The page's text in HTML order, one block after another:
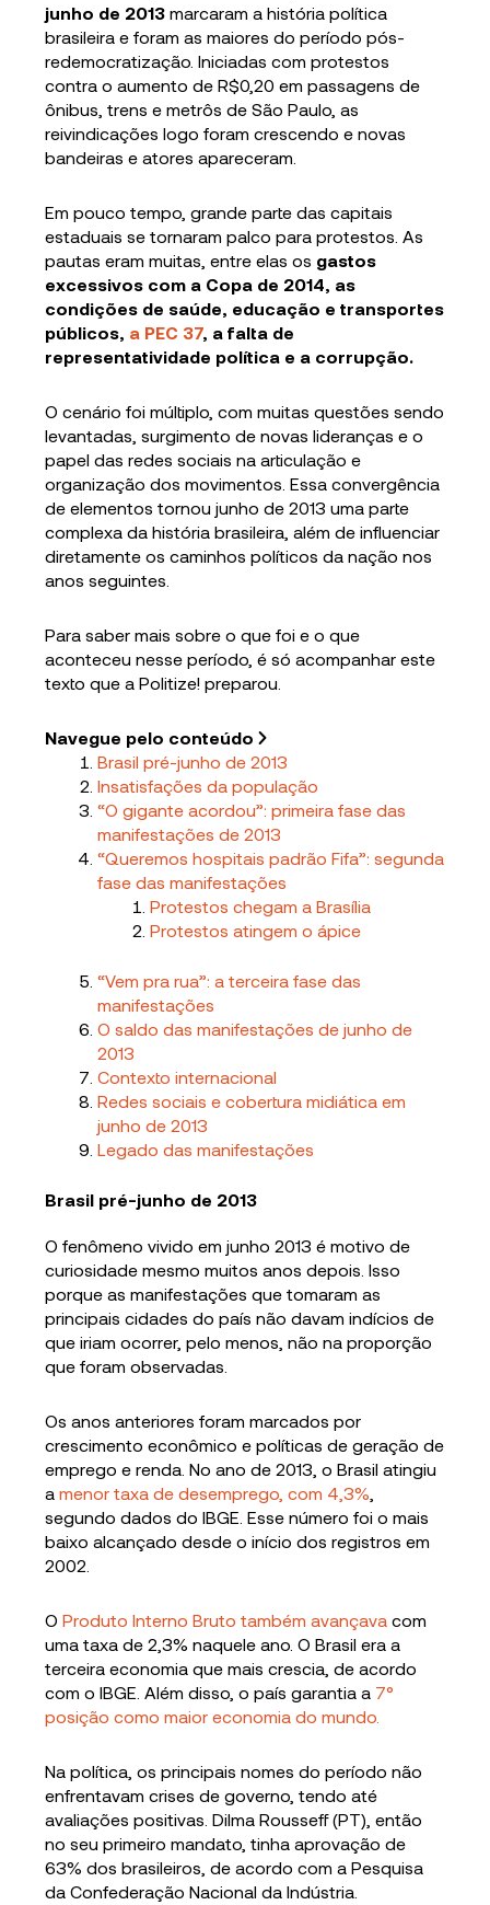
junho de 2013 marcaram a história política
brasileira e foram as maiores do período pós-
redemocratização. Iniciadas com protestos
contra o aumento de R$0,20 em passagens de
ônibus, trens e metrôs de São Paulo, as
reivindicações logo foram crescendo e novas
bandeiras e atores apareceram.
Em pouco tempo, grande parte das capitais
estaduais se tornaram palco para protestos. As
pautas eram muitas, entre elas os gastos
excessivos com a Copa de 2014, as
condições de saúde, educação e transportes
públicos, a PEC 37, a falta de
representatividade política e a corrupção.
O cenário foi múltiplo, com muitas questões sendo
levantadas, surgimento de novas lideranças e o
papel das redes sociais na articulação e
organização dos movimentos. Essa convergência
de elementos tornou junho de 2013 uma parte
complexa da história brasileira, além de influenciar
diretamente os caminhos políticos da nação nos
anos seguintes.
Para saber mais sobre o que foi e o que
aconteceu nesse período, é só acompanhar este
texto que a Politize! preparou.
Navegue pelo conteúdo
Brasil pré-junho de 2013
Insatisfações da população
“O gigante acordou”: primeira fase das
manifestações de 2013
“Queremos hospitais padrão Fifa”: segunda
fase das manifestações
Protestos chegam a Brasília
Protestos atingem o ápice
“Vem pra rua”: a terceira fase das
manifestações
O saldo das manifestações de junho de
2013
Contexto internacional
Redes sociais e cobertura midiática em
junho de 2013
Legado das manifestações
Brasil pré-junho de 2013
O fenômeno vivido em junho 2013 é motivo de
curiosidade mesmo muitos anos depois. Isso
porque as manifestações que tomaram as
principais cidades do país não davam indícios de
que iriam ocorrer, pelo menos, não na proporção
que foram observadas.
Os anos anteriores foram marcados por
crescimento econômico e políticas de geração de
emprego e renda. No ano de 2013, o Brasil atingiu
amenor taxa de desemprego, com 4,3%
segundo dados do IBGE. Esse número foi o mais
baixo alcançado desde o início dos registros em
2002.
O Produto Interno Bruto também avançava com
uma taxa de 2,3% naquele ano. O Brasil era a
terceira economia que mais crescia, de acordo
com o IBGE. Além disso, o país garantia a 7°
posição como maior economia do mundo.
Na política, os principais nomes do período não
enfrentavam crises de governo, tendo até
avaliações positivas. Dilma Rousseff (PT), então
no seu primeiro mandato, tinha aprovação de
63% dos brasileiros, de acordo com a Pesquisa
da Confederação Nacional da Indústria.